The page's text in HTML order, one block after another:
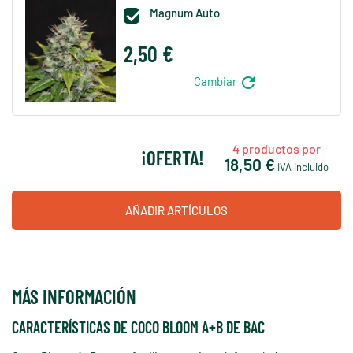
 Magnum Auto
2,50 €
Cambiar refresh
¡OFERTA! 4 productos por
18,50 € IVA incluido
AÑADIR ARTÍCULOS
MÁS INFORMACIÓN
CARACTERÍSTICAS DE COCO BLOOM A+B DE BAC